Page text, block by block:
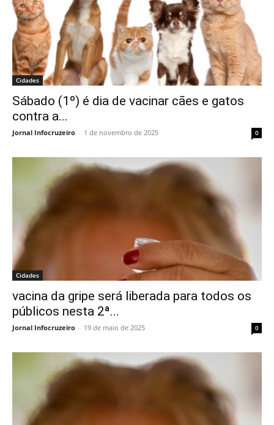
Cidades
Sábado (1º) é dia de vacinar cães e gatos
contra a...
Jornal Infocruzeiro - 1 de novembro de 2025 0
Cidades
vacina da gripe será liberada para todos os
públicos nesta 2ª...
Jornal Infocruzeiro - 19 de maio de 2025 0